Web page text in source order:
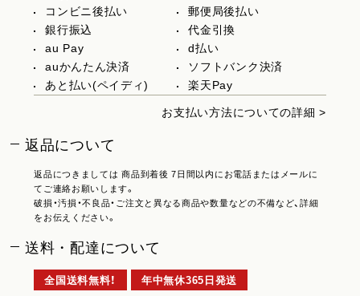
コンビニ後払い
郵便局後払い
銀行振込
代金引換
au Pay
d払い
auかんたん決済
ソフトバンク決済
あと払い(ペイディ)
楽天Pay
お支払い方法についての詳細 >
返品について
返品につきましては 商品到着後 7日間以内にお電話またはメールに
てご連絡お願いします。
破損・汚損・不良品・ご注文と異なる商品や数量などの不備など、詳細
をお伝えください。
送料・配達について
全国送料無料！ 年中無休365日発送